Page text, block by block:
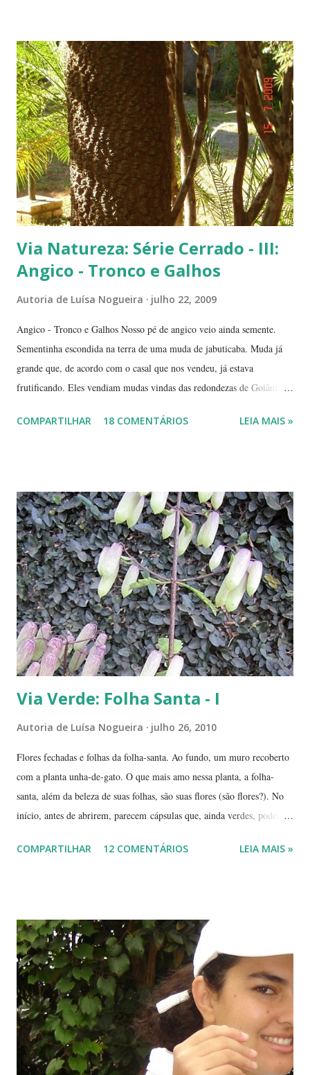
árvores dando as boas vindas na entrada de uma lanchonete, na
rodovia que liga Goiânia a Brasília ( Lanchonete Jerivá ).
Flamboyants do Jerivá Flamboyant amarelo - Este está em Brasília,
logo depois da Ponte das Garças - conhecida como 'a ponte do
(Conjunto Comercial) Gilberto Salomão', no sentid...
Via Natureza: Série Cerrado - III:
Angico - Tronco e Galhos
Autoria de Luísa Nogueira julho 22, 2009
Angico - Tronco e Galhos Nosso pé de angico veio ainda semente.
Sementinha escondida na terra de uma muda de jabuticaba. Muda já
grande que, de acordo com o casal que nos vendeu, já estava
frutificando. Eles vendiam mudas vindas das redondezas de Goiânia.
plantado a jabuticabeira, com bastante cuidado, regando-a
'compridinha' - que nessas alturas já estava do tamanho da
jabuticabeira. Foi aí que soubemos que tínhamos um pé de angico.
Eles nos disseram que de onde tinham plantado as mudas havia muito
angiqueiro. Alguma sementinha viajou junto. Pensamos mudá-lo para
outro lugar. Mas ele foi ficando. Quanto mais crescia, mais difícil seria
deslocá-lo. Hoje ele continua lá, coladinho ao pé de jabuticaba,
fazendo sombra para ...
COMPARTILHAR 18 COMENTÁRIOS LEIA MAIS »
Via Verde: Folha Santa - I
Autoria de Luísa Nogueira julho 26, 2010
Flores fechadas e folhas da folha-santa. Ao fundo, um muro recoberto
com a planta unha-de-gato. O que mais amo nessa planta, a folha-
santa, além da beleza de suas folhas, são suas flores (são flores?). No
início, antes de abrirem, parecem cápsulas que, ainda verdes, podem
As fotos de hoje são de cachos de suas flores ainda amadurecendo.
família das crassuláceas - Folha-santa. Ao fundo: Agave, dracena e
palmeira açaí. Folha-santa ( Bryophyllum calycinum ). Família das
crassuláceas. Sua reprodução é bem fácil: de qualquer pedaço de
algum galho podem nascer várias mudas. Uma só muda em pouco
tempo transforma-se em uma moita. É uma planta medicinal. ...
COMPARTILHAR 12 COMENTÁRIOS LEIA MAIS »